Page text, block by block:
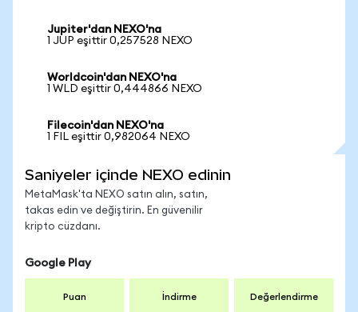
Jupiter'dan NEXO'na
1 JUP eşittir 0,257528 NEXO
Worldcoin'dan NEXO'na
1 WLD eşittir 0,444866 NEXO
Filecoin'dan NEXO'na
1 FIL eşittir 0,982064 NEXO
Saniyeler içinde NEXO edinin
MetaMask'ta NEXO satın alın, satın,
takas edin ve değiştirin. En güvenilir
kripto cüzdanı.
Google Play
Puan İndirme Değerlendirme